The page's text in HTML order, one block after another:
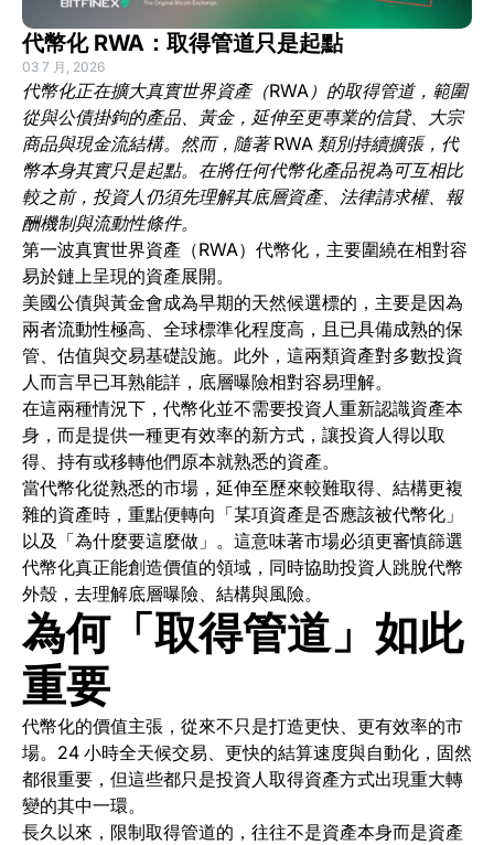
代幣化 RWA：取得管道只是起點
03 7 月, 2026
代幣化正在擴大真實世界資產（RWA）的取得管道，範圍
從與公債掛鉤的產品、黃金，延伸至更專業的信貸、大宗
商品與現金流結構。然而，隨著 RWA 類別持續擴張，代
幣本身其實只是起點。在將任何代幣化產品視為可互相比
較之前，投資人仍須先理解其底層資產、法律請求權、報
酬機制與流動性條件。
第一波真實世界資產（RWA）代幣化，主要圍繞在相對容
易於鏈上呈現的資產展開。
美國公債與黃金會成為早期的天然候選標的，主要是因為
兩者流動性極高、全球標準化程度高，且已具備成熟的保
管、估值與交易基礎設施。此外，這兩類資產對多數投資
人而言早已耳熟能詳，底層曝險相對容易理解。
在這兩種情況下，代幣化並不需要投資人重新認識資產本
身，而是提供一種更有效率的新方式，讓投資人得以取
得、持有或移轉他們原本就熟悉的資產。
當代幣化從熟悉的市場，延伸至歷來較難取得、結構更複
雜的資產時，重點便轉向「某項資產是否應該被代幣化」
以及「為什麼要這麼做」。這意味著市場必須更審慎篩選
代幣化真正能創造價值的領域，同時協助投資人跳脫代幣
外殼，去理解底層曝險、結構與風險。
為何「取得管道」如此
重要
代幣化的價值主張，從來不只是打造更快、更有效率的市
場。24 小時全天候交易、更快的結算速度與自動化，固然
都很重要，但這些都只是投資人取得資產方式出現重大轉
變的其中一環。
長久以來，限制取得管道的，往往不是資產本身而是資產